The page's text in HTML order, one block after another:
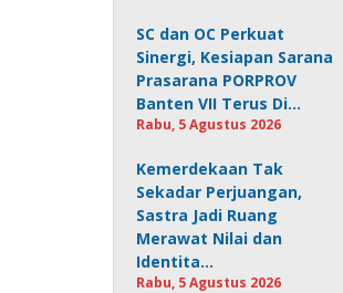
SC dan OC Perkuat
Sinergi, Kesiapan Sarana
Prasarana PORPROV
Banten VII Terus Di…
Rabu, 5 Agustus 2026
Kemerdekaan Tak
Sekadar Perjuangan,
Sastra Jadi Ruang
Merawat Nilai dan
Identita…
Rabu, 5 Agustus 2026